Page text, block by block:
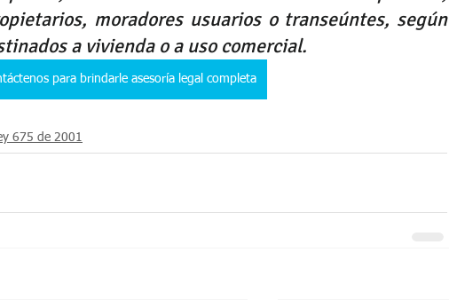
moradores usuarios o transeúntes, según
a vivienda o a uso comercial.
para brindarle asesoría legal completa
675 de 2001